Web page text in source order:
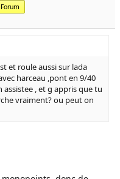
et roule aussi sur lada
harceau ,pont en 9/40
, et g appris que tu
vraiment? ou peut on